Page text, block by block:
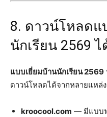
8. ดาวน์โหลดแ
นักเรียน 2569
แบบเยี่ยมบ้านนักเรียน 2569
ดาวน์โหลดได้จากหลายแหล่
kroocool.com — มีแบบฟ